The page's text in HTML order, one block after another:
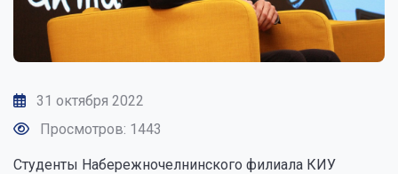
31 октября 2022
Просмотров: 1443
Студенты Набережночелнинского филиала КИУ